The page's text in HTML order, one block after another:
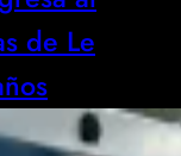
de Le